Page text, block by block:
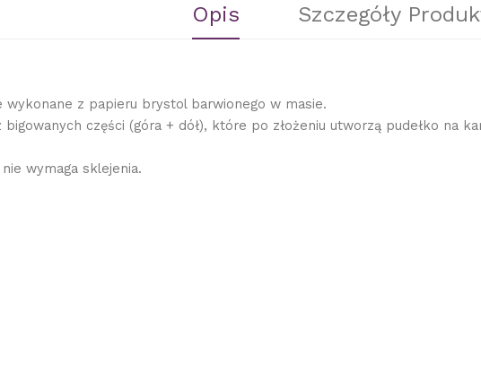
Opis Szczegóły
wykonane z papieru brystol barwionego w masie.
bigowanych części (góra + dół), które po złożeniu utworzą pudełko na
wymaga sklejenia.